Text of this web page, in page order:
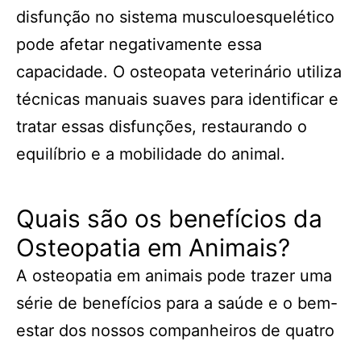
disfunção no sistema musculoesquelético
pode afetar negativamente essa
capacidade. O osteopata veterinário utiliza
técnicas manuais suaves para identificar e
tratar essas disfunções, restaurando o
equilíbrio e a mobilidade do animal.
Quais são os benefícios da
Osteopatia em Animais?
A osteopatia em animais pode trazer uma
série de benefícios para a saúde e o bem-
estar dos nossos companheiros de quatro